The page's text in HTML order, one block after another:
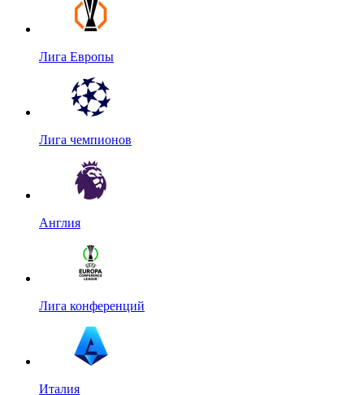
Лига Европы
Лига чемпионов
Англия
Лига конференций
Италия